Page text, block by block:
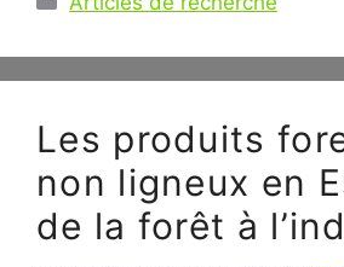
Les produits
non ligneux en
de la forêt à